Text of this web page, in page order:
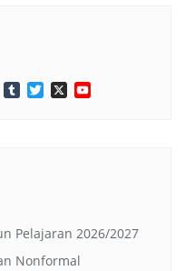
LinkedIn
TumblrTwitter
X
Pelajaran 2026/2027
Nonformal